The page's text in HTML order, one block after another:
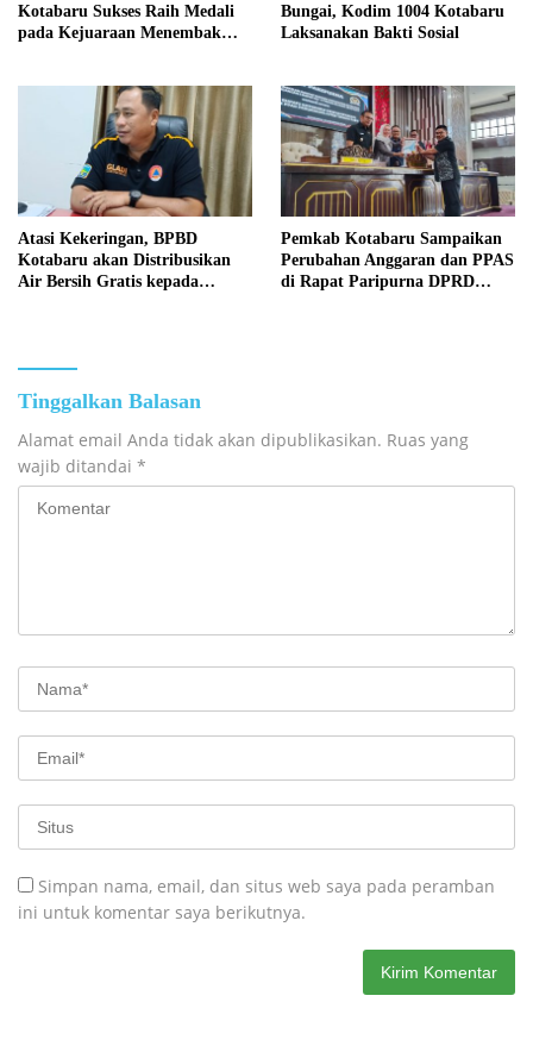
Kotabaru Sukses Raih Medali
pada Kejuaraan Menembak
Bungai, Kodim 1004 Kotabaru
Laksanakan Bakti Sosial
Atasi Kekeringan, BPBD
Kotabaru akan Distribusikan
Air Bersih Gratis kepada
Pemkab Kotabaru Sampaikan
Perubahan Anggaran dan PPAS
di Rapat Paripurna DPRD
Tinggalkan Balasan
Alamat email Anda tidak akan dipublikasikan. Ruas yang
wajib ditandai *
Simpan nama, email, dan situs web saya pada peramban
ini untuk komentar saya berikutnya.